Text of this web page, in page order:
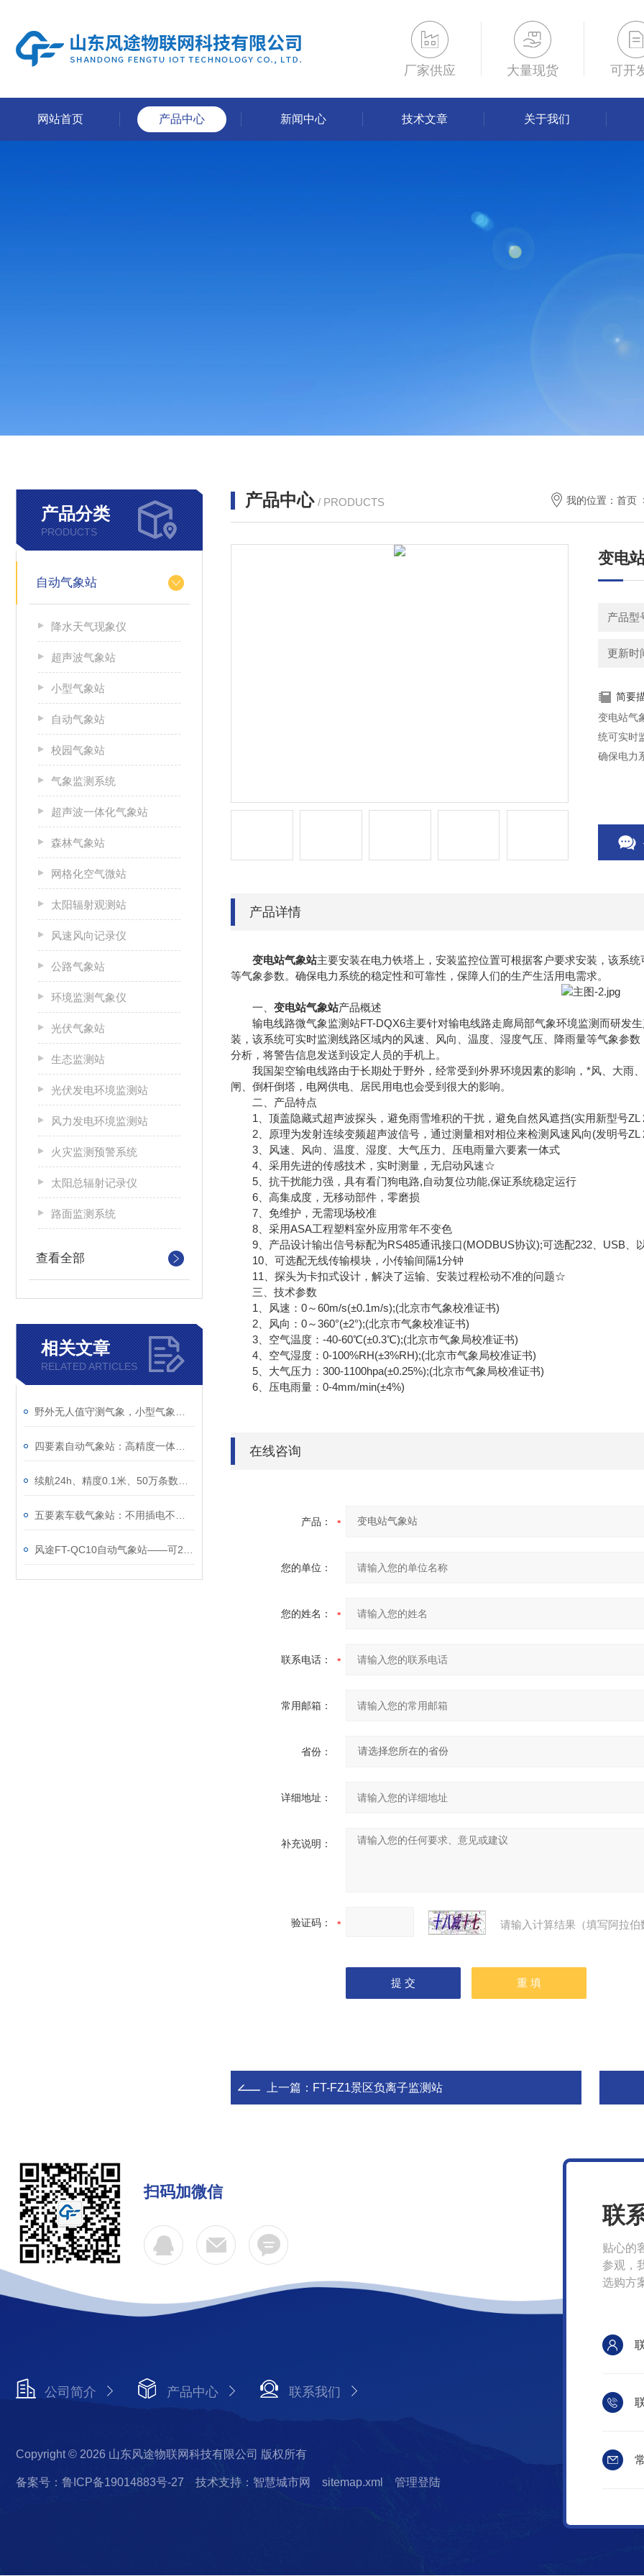
厂家供应 大量现货 可开
网站首页 产品中心 新闻中心 技术文章 关于我们
产品分类
PRODUCTS
自动气象站
降水天气现象仪
超声波气象站
小型气象站
自动气象站
校园气象站
气象监测系统
超声波一体化气象站
森林气象站
网格化空气微站
太阳辐射观测站
风速风向记录仪
公路气象站
环境监测气象仪
光伏气象站
生态监测站
光伏发电环境监测站
风力发电环境监测站
火灾监测预警系统
太阳总辐射记录仪
路面监测系统
查看全部
相关文章
RELATED ARTICLES
产品中心 / PRODUCTS 我的位置： 首页
变电
产品型
更新时
简要
变电站气
统可实时
确保电力
产品详情
变电站气象站主要安装在电力铁塔上，安装监控位置可根据客户要求安装，该系
等气象参数。确保电力系统的稳定性和可靠性，保障人们的生产生活用电需求。
一、 变电站气象站产品概述
输电线路微气象监测站FT-DQX6主要针对输电线路走廊局部气象环境监测而研发
装，该系统可实时监测线路区域内的风速、风向、温度、湿度气压、降雨量等气象参
分析，将警告信息发送到设定人员的手机上。
我国架空输电线路由于长期处于野外，经常受到外界环境因素的影响，*风、大雨
闸、倒杆倒塔，电网供电、居民用电也会受到很大的影响。
二、产品特点
1、顶盖隐藏式超声波探头，避免雨雪堆积的干扰，避免自然风遮挡(实用新型号ZL
2、原理为发射连续变频超声波信号，通过测量相对相位来检测风速风向(发明号ZL
3、风速、风向、温度、湿度、大气压力、压电雨量六要素一体式
4、采用先进的传感技术，实时测量，无启动风速☆
5、抗干扰能力强，具有看门狗电路,自动复位功能,保证系统稳定运行
6、高集成度，无移动部件，零磨损
7、免维护，无需现场校准
8、采用ASA工程塑料室外应用常年不变色
9、产品设计输出信号标配为RS485通讯接口(MODBUS协议);可选配232、USB、
10、可选配无线传输模块，小传输间隔1分钟
11、探头为卡扣式设计，解决了运输、安装过程松动不准的问题☆
三、技术参数
1、风速：0～60m/s(±0.1m/s);(北京市气象校准证书)
2、风向：0～360°(±2°);(北京市气象校准证书)
3、空气温度：-40-60℃(±0.3℃);(北京市气象局校准证书)
4、空气湿度：0-100%RH(±3%RH);(北京市气象局校准证书)
5、大气压力：300-1100hpa(±0.25%);(北京市气象局校准证书)
6、压电雨量：0-4mm/min(±4%)
在线咨询
产品：
您的单位：
您的姓名：
联系电话：
常用邮箱：
省份：
详细地址：
补充说明：
验证码： 请输入计算结果（填写阿拉
上一篇： FT-FZ1景区负离子监测站
扫码加微信
公司简介 产品中心 联系我们
Copyright © 2026 山东风途物联网科技有限公司 版权所有
备案号：鲁ICP备19014883号-27 技术支持：智慧城市网 sitemap.xml 管理登陆
联
贴心的
参观，
选购方